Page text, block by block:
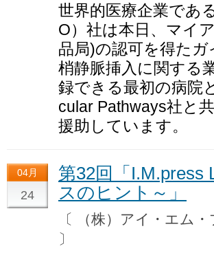
世界的医療企業であ
O）社は本日、マイ
品局)の認可を得た
梢静脈挿入に関する
録できる最初の病院
cular Pathways社と
援助しています。
04月
24
第32回「
スのヒント～」
〔 （株）アイ・エム
〕